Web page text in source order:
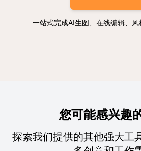
一站式完成AI生图、在线编辑、
您可能感兴趣
探索我们提供的其他强大工